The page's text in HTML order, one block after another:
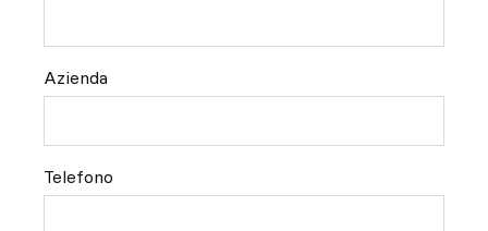
Azienda
Telefono